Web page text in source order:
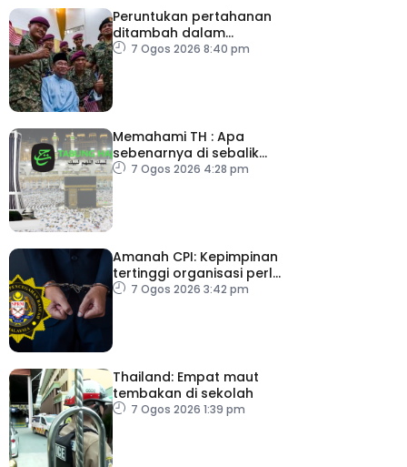
Peruntukan pertahanan
ditambah dalam
Belanjawan 2027
7 Ogos 2026 8:40 pm
Memahami TH : Apa
sebenarnya di sebalik
angka
7 Ogos 2026 4:28 pm
Amanah CPI: Kepimpinan
tertinggi organisasi perlu
pacu reformasi radikal
7 Ogos 2026 3:42 pm
Thailand: Empat maut
tembakan di sekolah
7 Ogos 2026 1:39 pm